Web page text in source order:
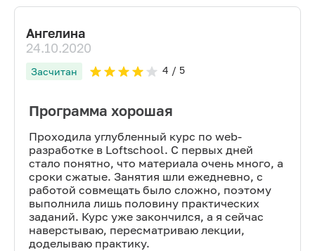
Ангелина
24.10.2020
Засчитан 4 / 5
Программа хорошая
Проходила углубленный курс по web-
разработке в Loftschool. С первых дней
стало понятно, что материала очень много, а
сроки сжатые. Занятия шли ежедневно, с
работой совмещать было сложно, поэтому
выполнила лишь половину практических
заданий. Курс уже закончился, а я сейчас
наверстываю, пересматриваю лекции,
доделываю практику.